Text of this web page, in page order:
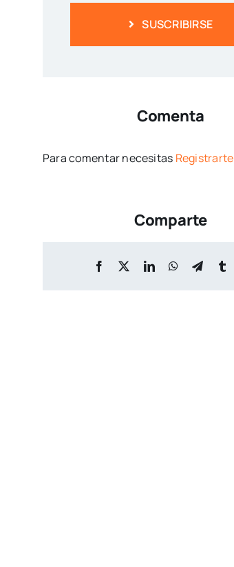
SUSCRIBIRSE
Comenta
Para comentar necesitas Registrarte
Comparte